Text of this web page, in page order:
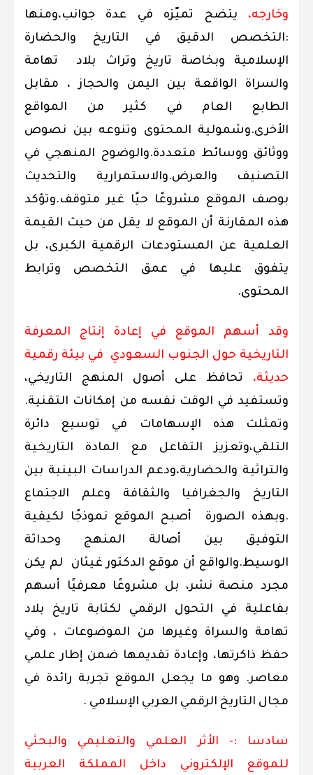
وخارجه، يتضح تميّزه في عدة جوانب،ومنها
:التخصص الدقيق في التاريخ والحضارة
الإسلامية وبخاصة تاريخ وتراث بلاد تهامة
والسراة الواقعة بين اليمن والحجاز ، مقابل
الطابع العام في كثير من المواقع
الأخرى.وشمولية المحتوى وتنوعه بين نصوص
ووثائق ووسائط متعددة.والوضوح المنهجي في
التصنيف والعرض.والاستمرارية والتحديث
بوصف الموقع مشروعًا حيًا غير متوقف.وتؤكد
هذه المقارنة أن الموقع لا يقل من حيث القيمة
العلمية عن المستودعات الرقمية الكبرى، بل
يتفوق عليها في عمق التخصص وترابط
المحتوى.
وقد أسهم الموقع في إعادة إنتاج المعرفة
التاريخية حول الجنوب السعودي في بيئة رقمية
حديثة، تحافظ على أصول المنهج التاريخي،
وتستفيد في الوقت نفسه من إمكانات التقنية.
وتمثلت هذه الإسهامات في توسيع دائرة
التلقي،وتعزيز التفاعل مع المادة التاريخية
والتراثية والحضارية،ودعم الدراسات البينية بين
التاريخ والجغرافيا والثقافة وعلم الاجتماع
.وبهذه الصورة أصبح الموقع نموذجًا لكيفية
التوفيق بين أصالة المنهج وحداثة
الوسيط.والواقع أن موقع الدكتور غيثان لم يكن
مجرد منصة نشر، بل مشروعًا معرفيًا أسهم
بفاعلية في التحول الرقمي لكتابة تاريخ بلاد
تهامة والسراة وغيرها من الموضوعات ، وفي
حفظ ذاكرتها، وإعادة تقديمها ضمن إطار علمي
معاصر. وهو ما يجعل الموقع تجربة رائدة في
مجال التاريخ الرقمي العربي الإسلامي .
سادسا :- الأثر العلمي والتعليمي والبحثي
للموقع الإلكتروني داخل المملكة العربية